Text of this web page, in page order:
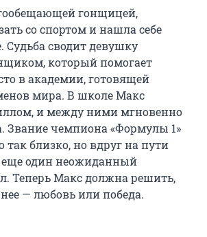
гонщицей,
со спортом и нашла себе
Судьба сводит девушку
который помогает
в академии, готовящей
мира. В школе Макс
и между ними мгновенно
Звание чемпиона «Формулы 1»
близко, но вдруг на пути
еще один неожиданный
Теперь Макс должна решить,
— любовь или победа.